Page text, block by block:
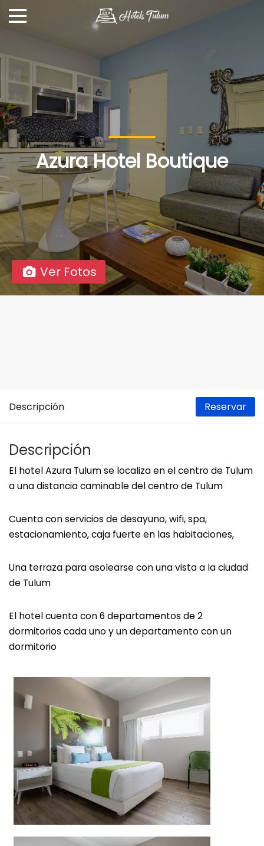
Azura Hotel Boutique
Ver Fotos
Descripción Reservar
Descripción
El hotel Azura Tulum se localiza en el centro de Tulum
a una distancia caminable del centro de Tulum
Cuenta con servicios de desayuno, wifi, spa,
estacionamiento, caja fuerte en las habitaciones,
Una terraza para asolearse con una vista a la ciudad
de Tulum
El hotel cuenta con 6 departamentos de 2
dormitorios cada uno y un departamento con un
dormitorio